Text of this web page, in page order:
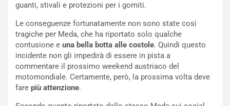
guanti, stivali e protezioni per i gomiti.
Le conseguenze fortunatamente non sono state così
tragiche per Meda, che ha riportato solo qualche
contusione e una bella botta alle costole. Quindi questo
incidente non gli impedirà di essere in pista a
commentare il prossimo weekend austriaco del
motomondiale. Certamente, però, la prossima volta deve
fare più attenzione.
s
c
e
u
n
N
NOTIZIE